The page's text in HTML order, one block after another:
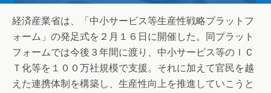
経済産業省は、「中小サービス等生産性戦略プラットフ
ォーム」の発足式を２月１６日に開催した。同プラット
フォームでは今後３年間に渡り、中小サービス等のＩＣ
Ｔ化等を１００万社規模で支援。それに加えて官民を越
えた連携体制を構築し、生産性向上を推進していこうと